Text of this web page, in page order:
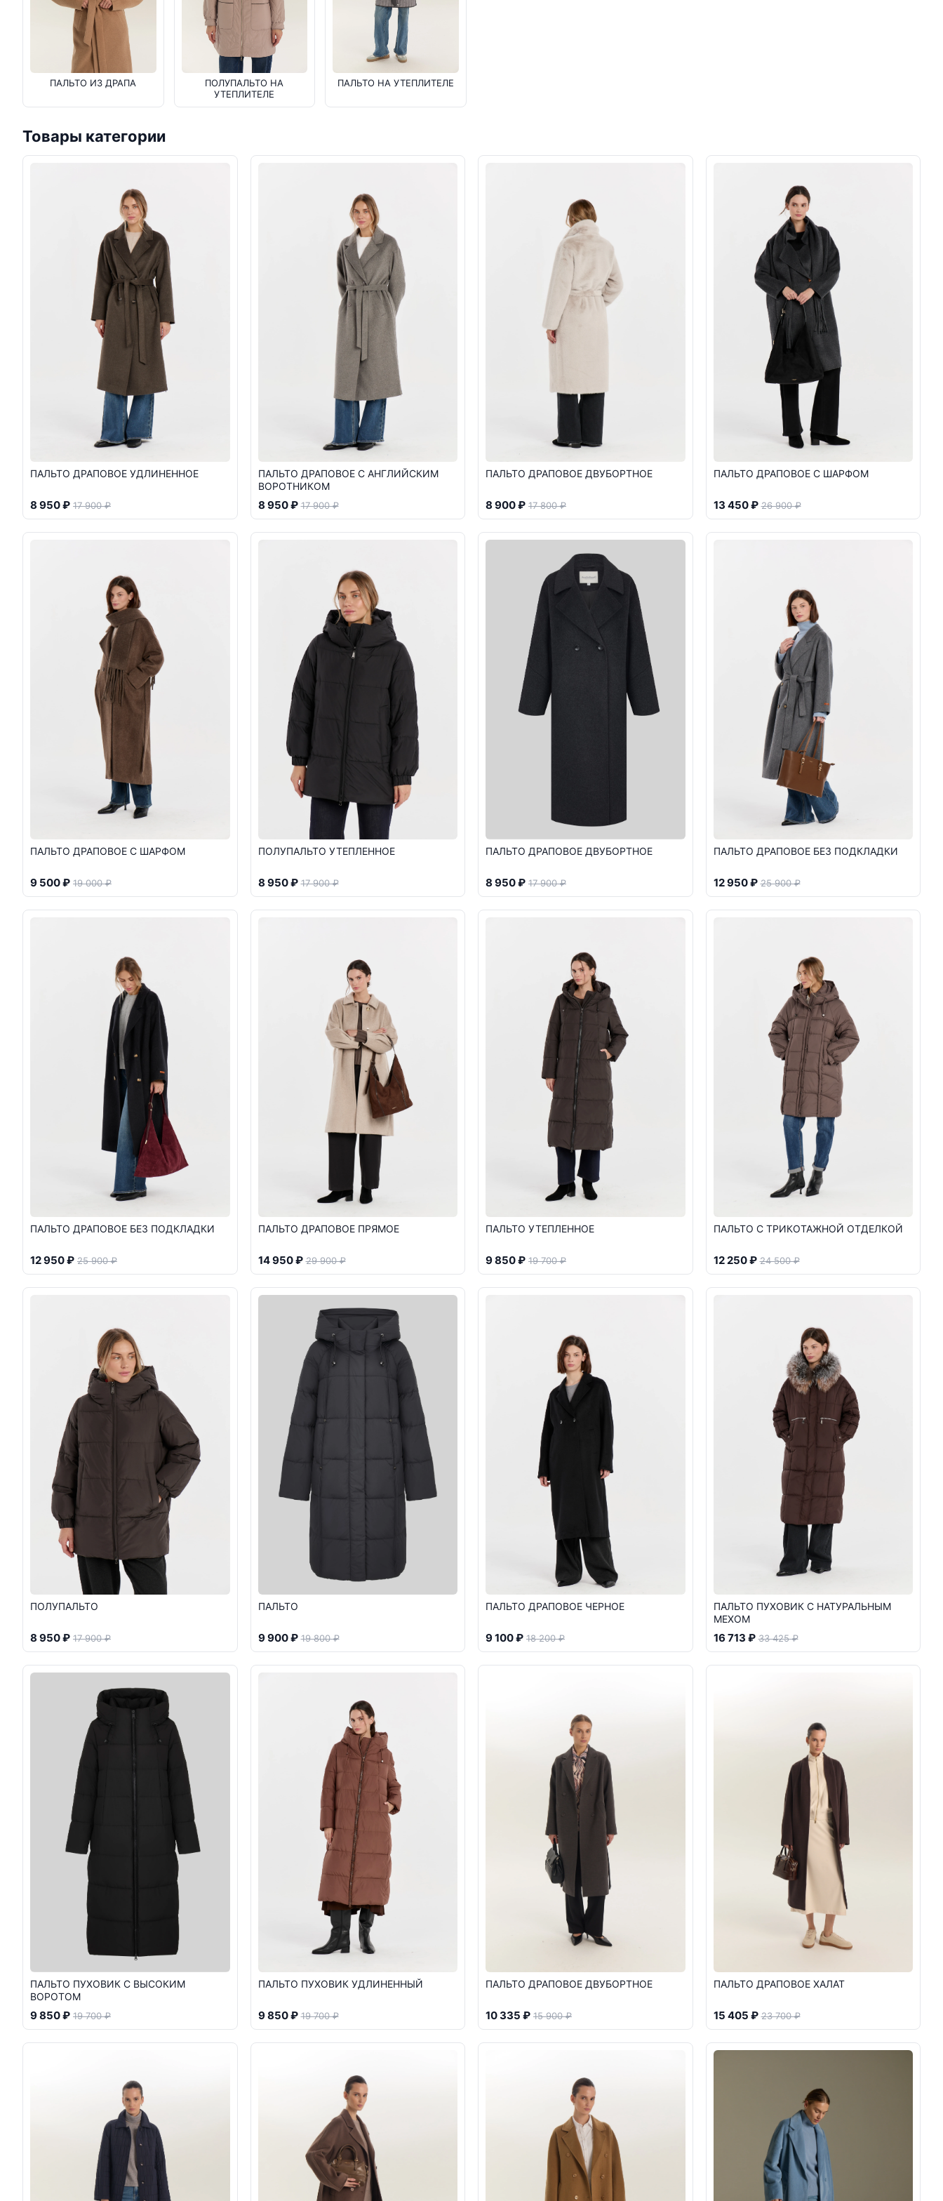
ПАЛЬТО ИЗ ДРАПА
ПОЛУПАЛЬТО НА
УТЕПЛИТЕЛЕ
ПАЛЬТО НА УТЕПЛИТЕЛЕ
Товары категории
ПАЛЬТО ДРАПОВОЕ УДЛИНЕННОЕ
8 950 ₽ 17 900 ₽
ПАЛЬТО ДРАПОВОЕ С АНГЛИЙСКИМ
ВОРОТНИКОМ
8 950 ₽ 17 900 ₽
ПАЛЬТО ДРАПОВОЕ ДВУБОРТНОЕ
8 900 ₽ 17 800 ₽
ПАЛЬТО ДРАПОВОЕ С ШАРФОМ
13 450 ₽ 26 900 ₽
ПАЛЬТО ДРАПОВОЕ С ШАРФОМ
9 500 ₽ 19 000 ₽
ПОЛУПАЛЬТО УТЕПЛЕННОЕ
8 950 ₽ 17 900 ₽
ПАЛЬТО ДРАПОВОЕ ДВУБОРТНОЕ
8 950 ₽ 17 900 ₽
ПАЛЬТО ДРАПОВОЕ БЕЗ ПОДКЛАДКИ
12 950 ₽ 25 900 ₽
ПАЛЬТО ДРАПОВОЕ БЕЗ ПОДКЛАДКИ
12 950 ₽ 25 900 ₽
ПАЛЬТО ДРАПОВОЕ ПРЯМОЕ
14 950 ₽ 29 900 ₽
ПАЛЬТО УТЕПЛЕННОЕ
9 850 ₽ 19 700 ₽
ПАЛЬТО С ТРИКОТАЖНОЙ ОТДЕЛКОЙ
12 250 ₽ 24 500 ₽
ПОЛУПАЛЬТО
8 950 ₽ 17 900 ₽
ПАЛЬТО
9 900 ₽ 19 800 ₽
ПАЛЬТО ДРАПОВОЕ ЧЕРНОЕ
9 100 ₽ 18 200 ₽
ПАЛЬТО ПУХОВИК С НАТУРАЛЬНЫМ
МЕХОМ
16 713 ₽ 33 425 ₽
ПАЛЬТО ПУХОВИК С ВЫСОКИМ
ВОРОТОМ
9 850 ₽ 19 700 ₽
ПАЛЬТО ПУХОВИК УДЛИНЕННЫЙ
9 850 ₽ 19 700 ₽
ПАЛЬТО ДРАПОВОЕ ДВУБОРТНОЕ
10 335 ₽ 15 900 ₽
ПАЛЬТО ДРАПОВОЕ ХАЛАТ
15 405 ₽ 23 700 ₽